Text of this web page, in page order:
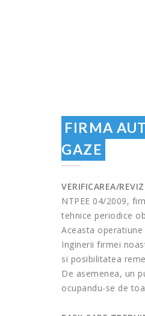
FIRMA
GAZE
VERIFICAREA/
NTPEE 04/2009,
tehnice periodice
Aceasta
Inginerii firmei
si posibilitatea
De asemenea, un
ocupandu-se de